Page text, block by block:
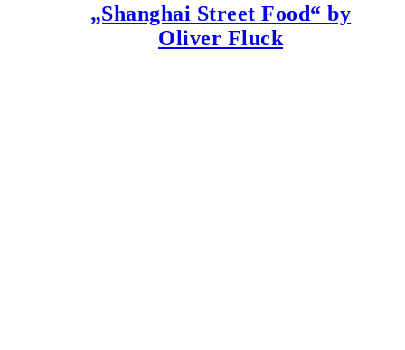
„Shanghai Street Food“ by
Oliver Fluck